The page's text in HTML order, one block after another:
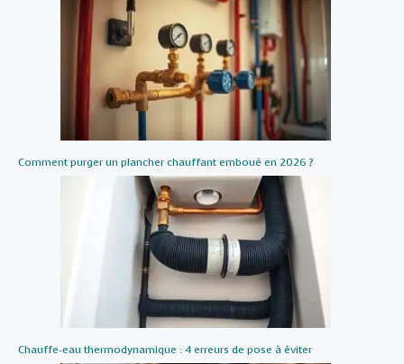
Comment purger un plancher chauffant emboué en 2026 ?
Chauffe-eau thermodynamique : 4 erreurs de pose à éviter